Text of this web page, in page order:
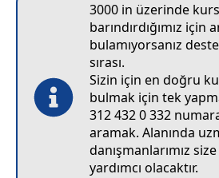
3000 in üzerinde
barındırdığımız için
bulamıyorsanız
sırası.
Sizin için en doğru
bulmak için tek
312 432 0 332
aramak. Alanında
danışmanlarımız size
yardımcı olacaktır.